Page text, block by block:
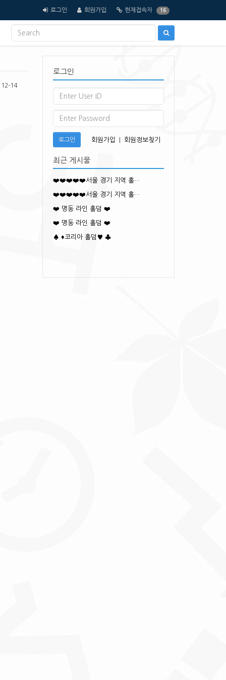
로그인 회원가입 현재접속자 16
14
로그인
로그인 회원가입 회원정보찾기
최근 게시물
❤️❤️❤️❤️❤️서울 경기 지역 홀…
❤️❤️❤️❤️❤️서울 경기 지역 홀…
❤️ 명동 라인 홀덤 ❤️
❤️ 명동 라인 홀덤 ❤️
♠️ ♦️코리아 홀덤♥️ ♣️